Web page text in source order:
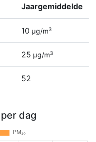
Jaargemiddelde
10 µg/m3
25 µg/m3
52
dag